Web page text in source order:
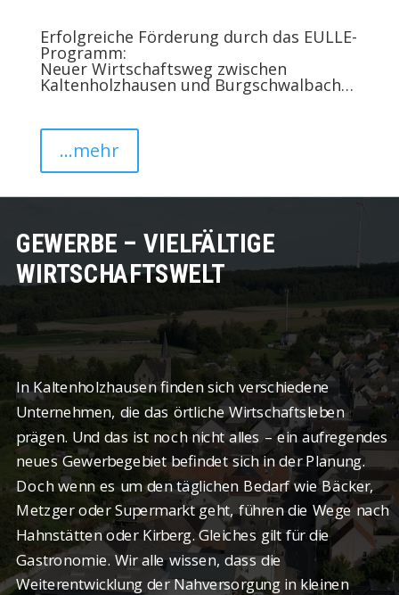
Erfolgreiche Förderung durch das EULLE-
Programm:
Neuer Wirtschaftsweg zwischen
Kaltenholzhausen und Burgschwalbach…
...mehr
GEWERBE – VIELFÄLTIGE
WIRTSCHAFTSWELT
In Kaltenholzhausen finden sich verschiedene
Unternehmen, die das örtliche Wirtschaftsleben
prägen. Und das ist noch nicht alles – ein aufregendes
neues Gewerbegebiet befindet sich in der Planung.
Doch wenn es um den täglichen Bedarf wie Bäcker,
Metzger oder Supermarkt geht, führen die Wege nach
Hahnstätten oder Kirberg. Gleiches gilt für die
Gastronomie. Wir alle wissen, dass die
Weiterentwicklung der Nahversorgung in kleinen